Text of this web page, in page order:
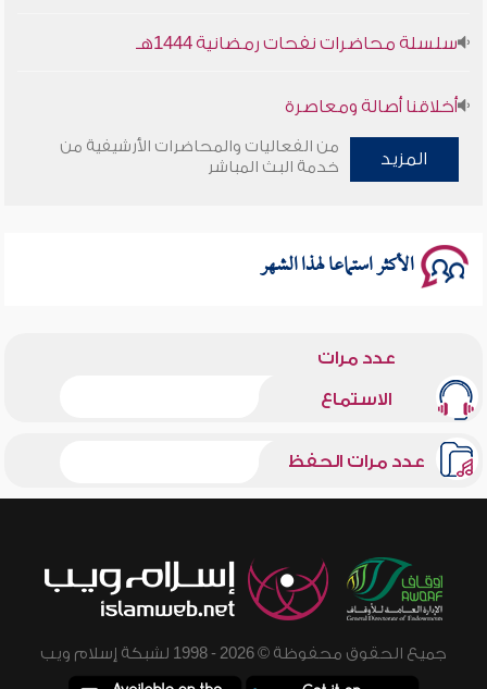
سلسلة محاضرات نفحات رمضانية 1444هـ
أخلاقنا أصالة ومعاصرة
وأمنهم من خوف 9
المزيد
من الفعاليات والمحاضرات الأرشيفية من
خدمة البث المباشر
الأكثر استماعا لهذا الشهر
عدد مرات
الاستماع
عدد مرات الحفظ
جميع الحقوق محفوظة © 2026 - 1998 لشبكة إسلام ويب